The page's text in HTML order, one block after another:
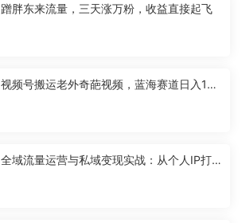
蹭胖东来流量，三天涨万粉，收益直接起飞
视频号搬运老外奇葩视频，蓝海赛道日入100
全域流量运营与私域变现实战：从个人IP打